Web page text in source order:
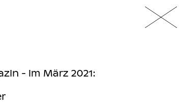
- im März 2021: